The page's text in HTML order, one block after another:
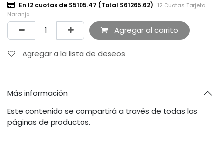
En 12 cuotas de $5105.47 (Total $61265.62)
12 Cuotas Tarjeta
Naranja
Agregar al carrito
Agregar a la lista de deseos
Más información
Este contenido se compartirá a través de todas las
páginas de productos.